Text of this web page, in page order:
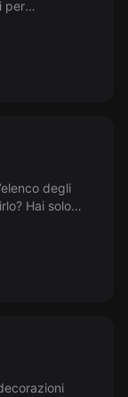
per
degli
Hai solo